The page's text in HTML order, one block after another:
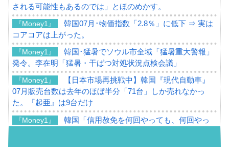
される可能性もあるのでは」とほのめかす。
『Money1』
韓国07月･物価指数「2.8％」に低下 ⇒ 実は
コアコアは上がった。
『Money1』
韓国･猛暑でソウル市全域「猛暑重大警報」
発令。李在明「猛暑・干ばつ対処状況点検会議」
『Money1』
【日本市場再挑戦中】韓国『現代自動車』
07月販売台数は去年のほぼ半分「71台」しか売れなかっ
た。『起亜』は9台だけ
『Money1』
韓国「信用赦免を何回やっても、何回やっ